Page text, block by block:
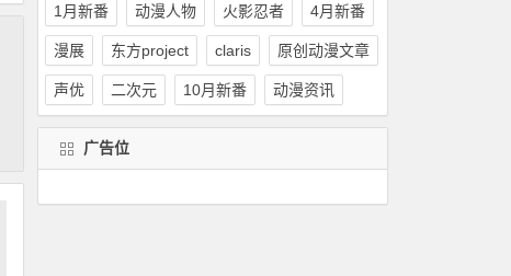
1月新番 动漫人物 火影忍者 4月新番
漫展 东方project claris 原创动漫文章
声优 二次元 10月新番 动漫资讯
广告位